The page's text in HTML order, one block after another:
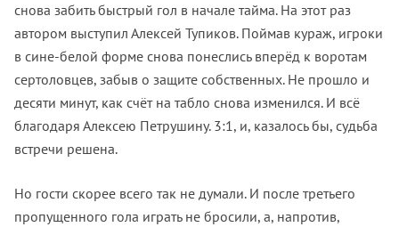
снова забить быстрый гол в начале тайма. На этот раз
автором выступил Алексей Тупиков. Поймав кураж, игроки
в сине-белой форме снова понеслись вперёд к воротам
сертоловцев, забыв о защите собственных. Не прошло и
десяти минут, как счёт на табло снова изменился. И всё
благодаря Алексею Петрушину. 3:1, и, казалось бы, судьба
встречи решена.
Но гости скорее всего так не думали. И после третьего
пропущенного гола играть не бросили, а, напротив,